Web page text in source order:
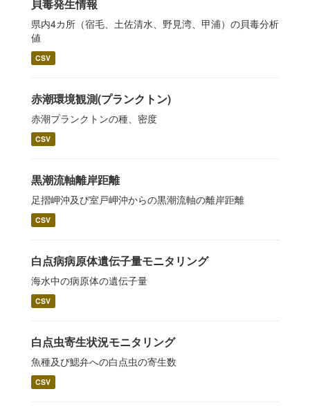
貝毒発生情報
県内4カ所（宿毛、土佐清水、野見湾、甲浦）の貝毒分析
値
CSV
赤潮環境観測(プランクトン)
赤潮プランクトンの種、密度
CSV
黒潮流軸離岸距離
足摺岬沖及び室戸岬沖からの黒潮流軸の離岸距離
CSV
白点病病原体遺伝子量モニタリング
海水中の病原体の遺伝子量
CSV
白点虫寄生状況モニタリング
魚種及び鰓弁への白点虫の寄生数
CSV